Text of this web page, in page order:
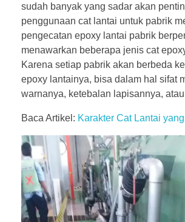
sudah banyak yang sadar akan
penggunaan cat lantai untuk pabrik
pengecatan epoxy lantai pabrik
menawarkan beberapa jenis cat
Karena setiap pabrik akan berbeda
epoxy lantainya, bisa dalam hal sifat
warnanya, ketebalan lapisannya,
Baca Artikel: Karakter Cat Lantai